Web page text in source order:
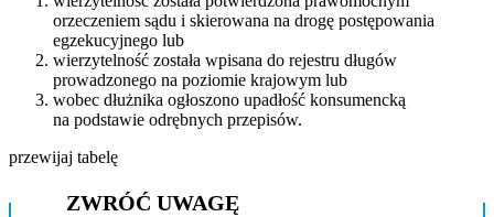
orzeczeniem sądu i skierowana na drogę postępowania
egzekucyjnego lub
wierzytelność została wpisana do rejestru długów
prowadzonego na poziomie krajowym lub
wobec dłużnika ogłoszono upadłość konsumencką
na podstawie odrębnych przepisów.
przewijaj tabelę
ZWRÓĆ UWAGĘ